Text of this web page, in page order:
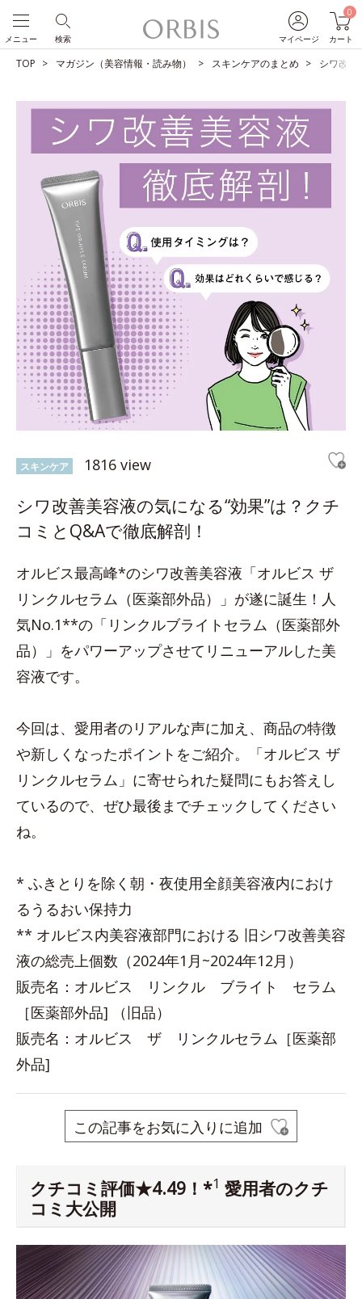
マイページ
0
カート
検索
メニュー
TOP マガジン（美容情報・読み物） スキンケアのまとめ シワ改善
スキンケア 1816 view
シワ改善美容液の気になる“効果”は？クチ
コミとQ&Aで徹底解剖！
オルビス最高峰*のシワ改善美容液「オルビス ザ
リンクルセラム（医薬部外品）」が遂に誕生！人
気No.1**の「リンクルブライトセラム（医薬部外
品）」をパワーアップさせてリニューアルした美
容液です。
今回は、愛用者のリアルな声に加え、商品の特徴
や新しくなったポイントをご紹介。「オルビス ザ
リンクルセラム」に寄せられた疑問にもお答えし
ているので、ぜひ最後までチェックしてください
ね。
* ふきとりを除く朝・夜使用全顔美容液内におけ
るうるおい保持力
** オルビス内美容液部門における 旧シワ改善美容
液の総売上個数（2024年1月~2024年12月）
販売名：オルビス リンクル ブライト セラム
［医薬部外品] （旧品）
販売名：オルビス ザ リンクルセラム［医薬部
外品]
この記事をお気に入りに追加
クチコミ評価★4.49！*1 愛用者のクチ
コミ大公開